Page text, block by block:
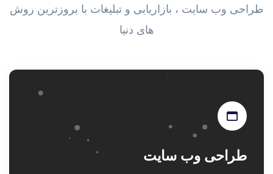
طراحی وب سایت ، بازاریابی و تبلیغات با بروزترین روش
های دنیا
طراحی وب سایت